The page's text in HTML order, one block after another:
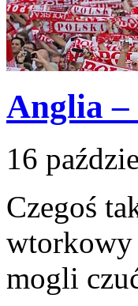
Anglia –
16
Czegoś
wtorkowy
mogli